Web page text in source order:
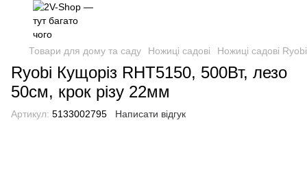
Товари для дому та саду Ножиці садові Ножиці садові Ryobi
Ryobi Кущоріз RHT5150, 500Вт, лезо
50см, крок різу 22мм
Артикул: 5133002795 Написати відгук